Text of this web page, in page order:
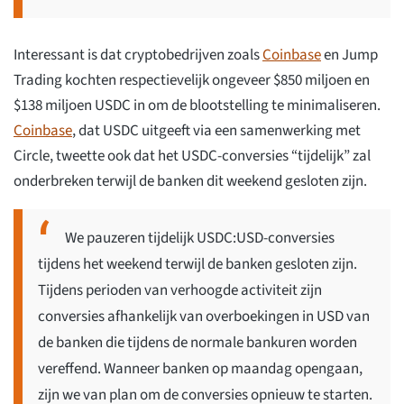
Interessant is dat cryptobedrijven zoalsCoinbaseen Jump
Trading kochten respectievelijk ongeveer $850 miljoen en
$138 miljoen USDC in om de blootstelling te minimaliseren.
Coinbase, dat USDC uitgeeft via een samenwerking met
Circle, tweette ook dat het USDC-conversies “tijdelijk” zal
onderbreken terwijl de banken dit weekend gesloten zijn.
We pauzeren tijdelijk USDC:USD-conversies
tijdens het weekend terwijl de banken gesloten zijn.
Tijdens perioden van verhoogde activiteit zijn
conversies afhankelijk van overboekingen in USD van
de banken die tijdens de normale bankuren worden
vereffend. Wanneer banken op maandag opengaan,
zijn we van plan om de conversies opnieuw te starten.